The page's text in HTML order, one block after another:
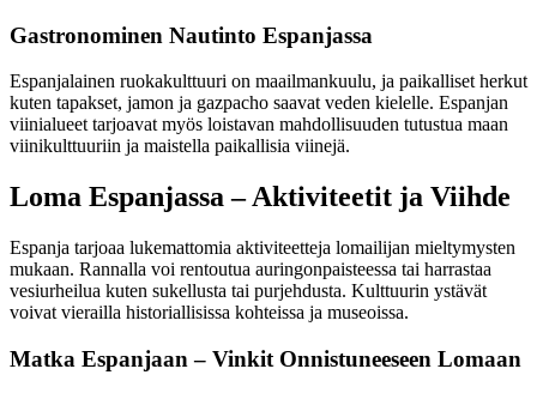
Gastronominen Nautinto Espanjassa
Espanjalainen ruokakulttuuri on maailmankuulu, ja paikalliset herkut
kuten tapakset, jamon ja gazpacho saavat veden kielelle. Espanjan
viinialueet tarjoavat myös loistavan mahdollisuuden tutustua maan
viinikulttuuriin ja maistella paikallisia viinejä.
Loma Espanjassa – Aktiviteetit ja Viihde
Espanja tarjoaa lukemattomia aktiviteetteja lomailijan mieltymysten
mukaan. Rannalla voi rentoutua auringonpaisteessa tai harrastaa
vesiurheilua kuten sukellusta tai purjehdusta. Kulttuurin ystävät
voivat vierailla historiallisissa kohteissa ja museoissa.
Matka Espanjaan – Vinkit Onnistuneeseen Lomaan